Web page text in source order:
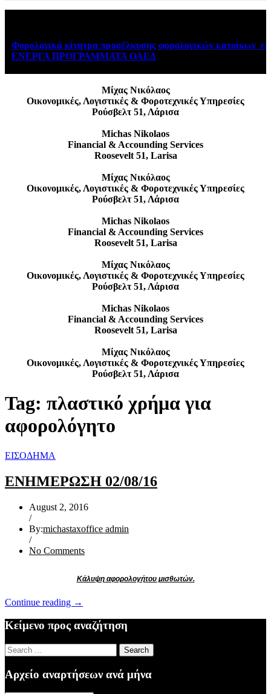
Φορολογικά κίνητρα προσέλκυσης φορολογικών κατοίκων
ΕΝΕΡΓΑ ΠΡΟΓΡΑΜΜΑΤΑ ΟΑΕΔ August 6, 2026
Μίχας Νικόλαος
Οικονομικές, Λογιστικές & Φοροτεχνικές Υπηρεσίες
Ρούσβελτ 51, Λάρισα
Michas Nikolaos
Financial & Accounding Services
Roosevelt 51, Larisa
Μίχας Νικόλαος
Οικονομικές, Λογιστικές & Φοροτεχνικές Υπηρεσίες
Ρούσβελτ 51, Λάρισα
Michas Nikolaos
Financial & Accounding Services
Roosevelt 51, Larisa
Μίχας Νικόλαος
Οικονομικές, Λογιστικές & Φοροτεχνικές Υπηρεσίες
Ρούσβελτ 51, Λάρισα
Michas Nikolaos
Financial & Accounding Services
Roosevelt 51, Larisa
Μίχας Νικόλαος
Οικονομικές, Λογιστικές & Φοροτεχνικές Υπηρεσίες
Ρούσβελτ 51, Λάρισα
Tag: πλαστικό χρήμα για
αφορολόγητο
ΕΙΣΟΔΗΜΑ
ΕΝΗΜΕΡΩΣΗ 02/08/16
August 2, 2016
/
By:michastaxoffice admin
/
No Comments
Κάλυψη αφορολογήτου μισθωτών.
Continue reading “ΕΝΗΜΕΡΩΣΗ
→
Κείμενο προς αναζήτηση
Search
for:
Αρχείο αναρτήσεων ανά μήνα